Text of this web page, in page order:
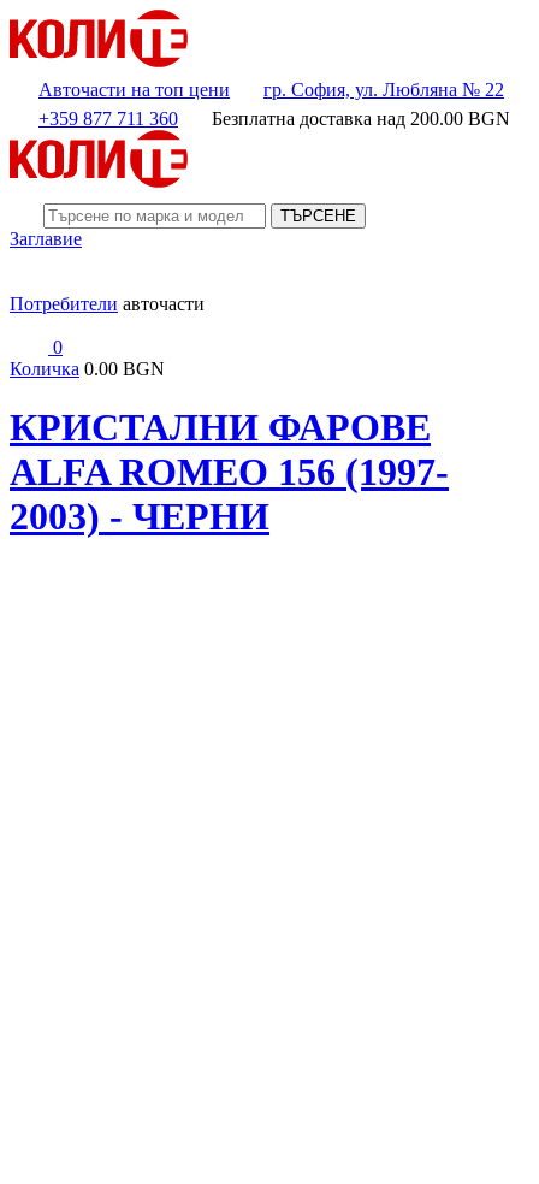
Авточасти на топ цени
гр. София, ул. Любляна № 22
+359 877 711 360
Безплатна доставка над 200.00 BGN
ТЪРСЕНЕ
Заглавие
Потребители авточасти
0
Количка 0.00 BGN
КРИСТАЛНИ ФАРОВЕ
ALFA ROMEO 156 (1997-
2003) - ЧЕРНИ